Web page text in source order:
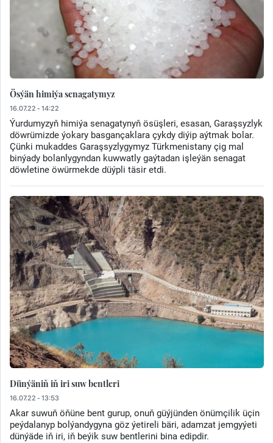
Ösýän himiýa senagatymyz
16.07.22 - 14:22
Ýurdumyzyň himiýa senagatynyň ösüşleri, esasan, Garaşsyzlyk
döwrümizde ýokary basgançaklara çykdy diýip aýtmak bolar.
Çünki mukaddes Garaşsyzlygymyz Türkmenistany çig mal
binýady bolanlygyndan kuwwatly gaýtadan işleýän senagat
döwletine öwürmekde düýpli täsir etdi.
Dünýäniň iň iri suw bentleri
16.07.22 - 13:53
Akar suwuň öňüne bent gurup, onuň güýjünden önümçilik üçin
peýdalanyp bolýandygyna göz ýetireli bäri, adamzat jemgyýeti
dünýäde iň iri, iň beýik suw bentlerini bina edipdir.